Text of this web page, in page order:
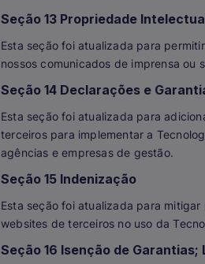
Seção 13 Propriedade
Esta seção foi atualizada para
nossos comunicados de imprensa ou
Seção 14 Declarações e
Esta seção foi atualizada para
terceiros para implementar a
agências e empresas de gestão.
Seção 15 Indenização
Esta seção foi atualizada para
websites de terceiros no uso da
Seção 16 Isenção de